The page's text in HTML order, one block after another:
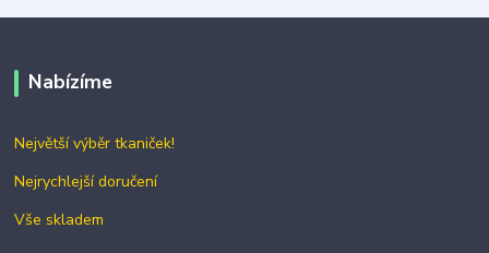
Nabízíme
Největší výběr tkaniček!
Nejrychlejší doručení
Vše skladem